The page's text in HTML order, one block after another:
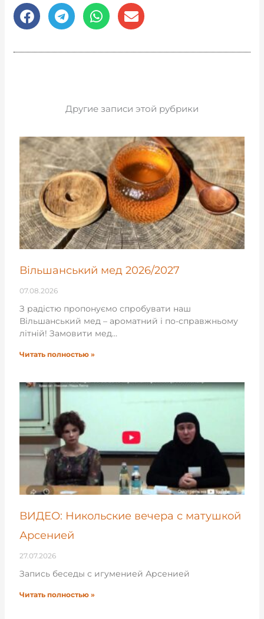
Другие записи этой рубрики
Вільшанський мед 2026/2027
07.08.2026
З радістю пропонуємо спробувати наш
Вільшанський мед – ароматний і по-справжньому
літній! Замовити мед…
Читать полностью »
ВИДЕО: Никольские вечера с матушкой
Арсенией
27.07.2026
Запись беседы с игуменией Арсенией
Читать полностью »